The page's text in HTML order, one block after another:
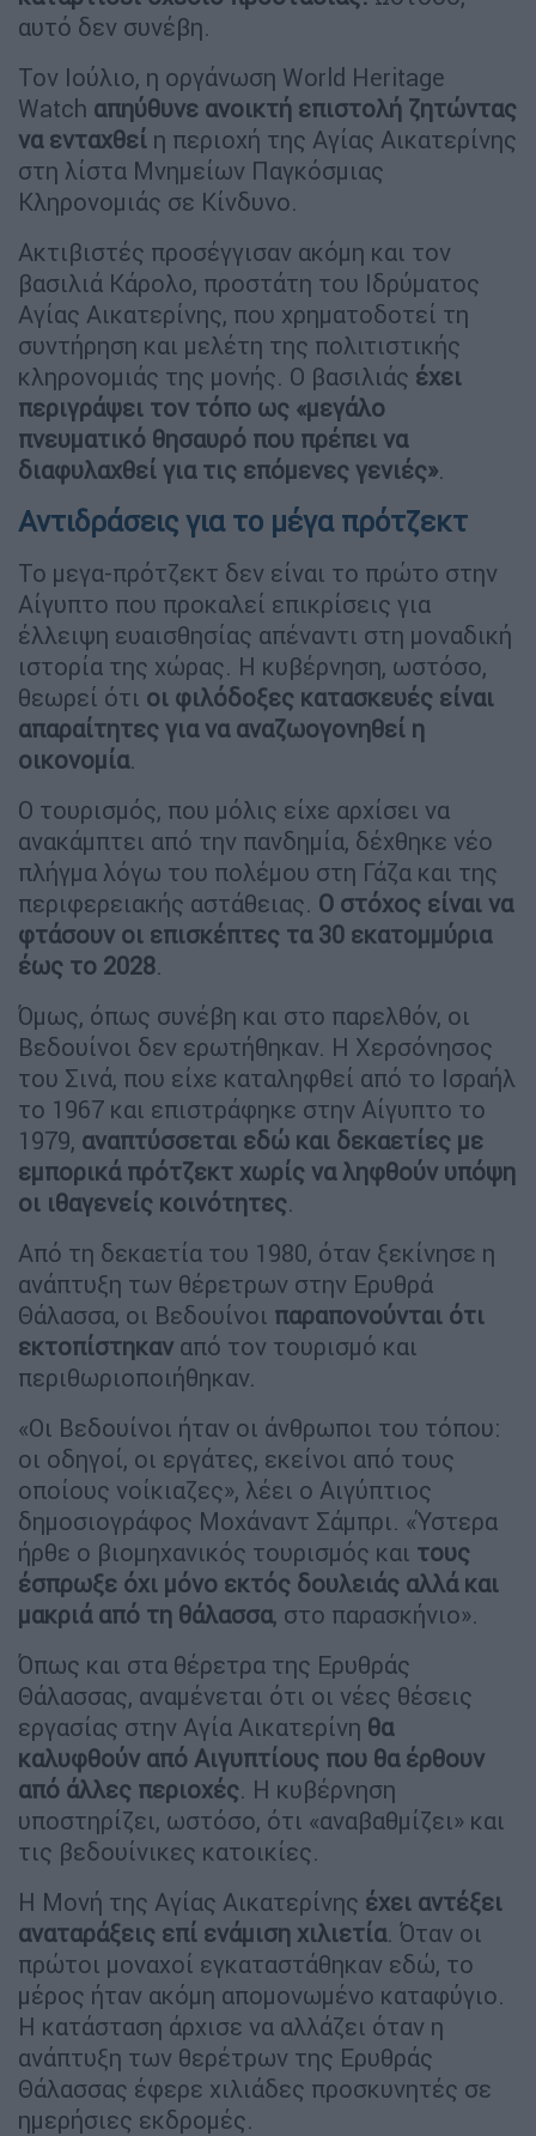
αυτό δεν συνέβη.
Τον Ιούλιο, η οργάνωση World Heritage
Watch απηύθυνε ανοικτή επιστολή ζητώντας
να ενταχθεί η περιοχή της Αγίας Αικατερίνης
στη λίστα Μνημείων Παγκόσμιας
Κληρονομιάς σε Κίνδυνο.
Ακτιβιστές προσέγγισαν ακόμη και τον
βασιλιά Κάρολο, προστάτη του Ιδρύματος
Αγίας Αικατερίνης, που χρηματοδοτεί τη
συντήρηση και μελέτη της πολιτιστικής
κληρονομιάς της μονής. Ο βασιλιάς έχει
περιγράψει τον τόπο ως «μεγάλο
πνευματικό θησαυρό που πρέπει να
διαφυλαχθεί για τις επόμενες γενιές».
Αντιδράσεις για το μέγα πρότζεκτ
Το μεγα-πρότζεκτ δεν είναι το πρώτο στην
Αίγυπτο που προκαλεί επικρίσεις για
έλλειψη ευαισθησίας απέναντι στη μοναδική
ιστορία της χώρας. Η κυβέρνηση, ωστόσο,
θεωρεί ότι οι φιλόδοξες κατασκευές είναι
απαραίτητες για να αναζωογονηθεί η
οικονομία.
Ο τουρισμός, που μόλις είχε αρχίσει να
ανακάμπτει από την πανδημία, δέχθηκε νέο
πλήγμα λόγω του πολέμου στη Γάζα και της
περιφερειακής αστάθειας. Ο στόχος είναι να
φτάσουν οι επισκέπτες τα 30 εκατομμύρια
έως το 2028.
Όμως, όπως συνέβη και στο παρελθόν, οι
Βεδουίνοι δεν ερωτήθηκαν. Η Χερσόνησος
του Σινά, που είχε καταληφθεί από το Ισραήλ
το 1967 και επιστράφηκε στην Αίγυπτο το
1979, αναπτύσσεται εδώ και δεκαετίες με
εμπορικά πρότζεκτ χωρίς να ληφθούν υπόψη
οι ιθαγενείς κοινότητες.
Από τη δεκαετία του 1980, όταν ξεκίνησε η
ανάπτυξη των θέρετρων στην Ερυθρά
Θάλασσα, οι Βεδουίνοι παραπονούνται ότι
εκτοπίστηκαν από τον τουρισμό και
περιθωριοποιήθηκαν.
«Οι Βεδουίνοι ήταν οι άνθρωποι του τόπου:
οι οδηγοί, οι εργάτες, εκείνοι από τους
οποίους νοίκιαζες», λέει ο Αιγύπτιος
δημοσιογράφος Μοχάναντ Σάμπρι. «Ύστερα
ήρθε ο βιομηχανικός τουρισμός και τους
έσπρωξε όχι μόνο εκτός δουλειάς αλλά και
μακριά από τη θάλασσα, στο παρασκήνιο».
Όπως και στα θέρετρα της Ερυθράς
Θάλασσας, αναμένεται ότι οι νέες θέσεις
εργασίας στην Αγία Αικατερίνη θα
καλυφθούν από Αιγυπτίους που θα έρθουν
από άλλες περιοχές. Η κυβέρνηση
υποστηρίζει, ωστόσο, ότι «αναβαθμίζει» και
τις βεδουίνικες κατοικίες.
Η Μονή της Αγίας Αικατερίνης έχει αντέξει
αναταράξεις επί ενάμιση χιλιετία. Όταν οι
πρώτοι μοναχοί εγκαταστάθηκαν εδώ, το
μέρος ήταν ακόμη απομονωμένο καταφύγιο.
Η κατάσταση άρχισε να αλλάζει όταν η
ανάπτυξη των θερέτρων της Ερυθράς
Θάλασσας έφερε χιλιάδες προσκυνητές σε
ημερήσιες εκδρομές.